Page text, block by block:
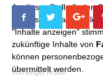
An dieser Stelle finden
die unser
"Inhalte anzeigen"
zukünftige Inhalte von
können
übermittelt werden.
Vorheriger Artikel